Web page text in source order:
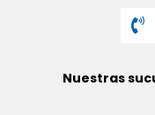
Nuestras